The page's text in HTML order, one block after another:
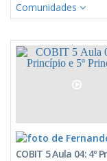
Comunidades
COBIT 5 Aula 04: 4º